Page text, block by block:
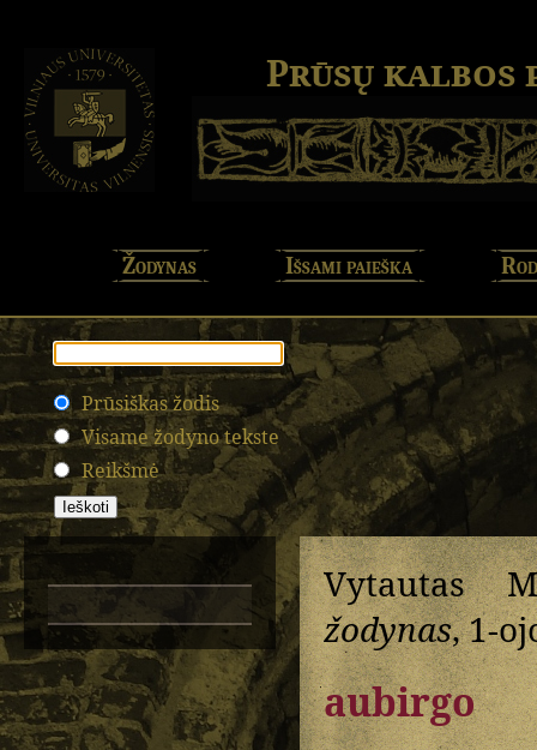
Prūsų kalbos
Žodynas Išsami paieška
Prūsiškas žodis
Visame žodyno tekste
Reikšmė
Vytautas
žodynas, 1-
aubirgo